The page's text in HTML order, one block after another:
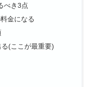
べき3点
金になる
(ここが最重要)